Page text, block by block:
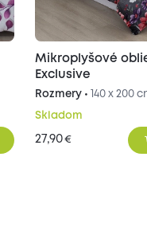
Mikroplyšové
Exclusive
Rozmery • 140 x 200
Skladom
27,90€